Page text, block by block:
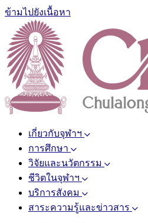
ข้ามไปยังเนื้อหา
เกี่ยวกับจุฬาฯ
การศึกษา
วิจัยและนวัตกรรม
ชีวิตในจุฬาฯ
บริการสังคม
สาระความรู้และข่าวสาร